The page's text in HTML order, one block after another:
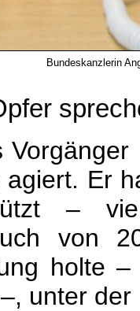
Bundeskanzlerin
agiert. Er
–
von
holte
unter